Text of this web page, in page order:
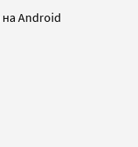
Android